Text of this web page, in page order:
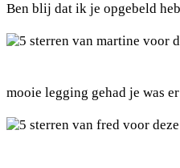
Ben blij dat ik je opgebeld
mooie legging gehad je was